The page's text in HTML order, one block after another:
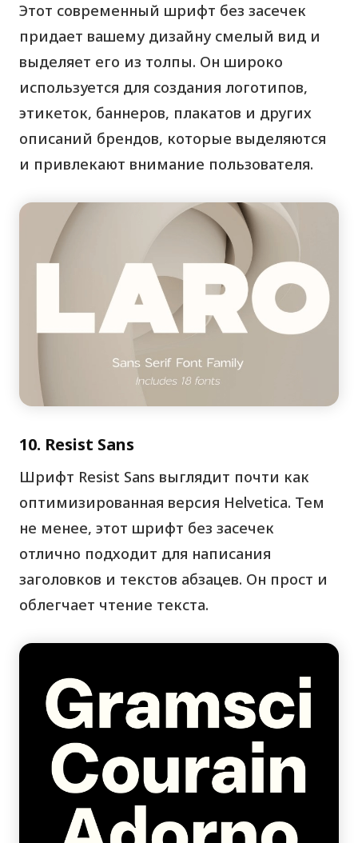
Этот современный шрифт без засечек
придает вашему дизайну смелый вид и
выделяет его из толпы. Он широко
используется для создания логотипов,
этикеток, баннеров, плакатов и других
описаний брендов, которые выделяются
и привлекают внимание пользователя.
10. Resist Sans
Шрифт Resist Sans выглядит почти как
оптимизированная версия Helvetica. Тем
не менее, этот шрифт без засечек
отлично подходит для написания
заголовков и текстов абзацев. Он прост и
облегчает чтение текста.